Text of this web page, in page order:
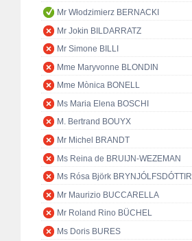
Mr Włodzimierz BERNACKI
Mr Jokin BILDARRATZ
Mr Simone BILLI
Mme Maryvonne BLONDIN
Mme Mònica BONELL
Ms Maria Elena BOSCHI
M. Bertrand BOUYX
Mr Michel BRANDT
Ms Reina de BRUIJN-WEZEMAN
Ms Rósa Björk BRYNJÓLFSDÓTTIR
Mr Maurizio BUCCARELLA
Mr Roland Rino BÜCHEL
Ms Doris BURES